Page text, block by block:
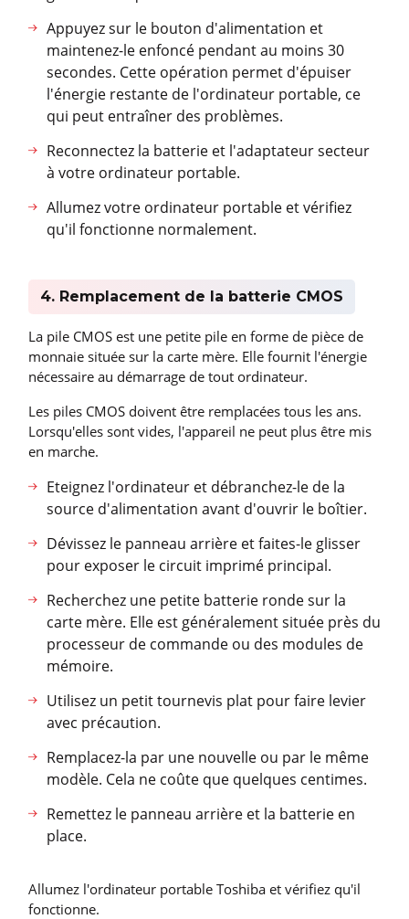
Appuyez sur le bouton d'alimentation et
maintenez-le enfoncé pendant au moins 30
secondes. Cette opération permet d'épuiser
l'énergie restante de l'ordinateur portable, ce
qui peut entraîner des problèmes.
Reconnectez la batterie et l'adaptateur secteur
à votre ordinateur portable.
Allumez votre ordinateur portable et vérifiez
qu'il fonctionne normalement.
4. Remplacement de la batterie CMOS
La pile CMOS est une petite pile en forme de pièce de
monnaie située sur la carte mère. Elle fournit l'énergie
nécessaire au démarrage de tout ordinateur.
Les piles CMOS doivent être remplacées tous les ans.
Lorsqu'elles sont vides, l'appareil ne peut plus être mis
en marche.
Eteignez l'ordinateur et débranchez-le de la
source d'alimentation avant d'ouvrir le boîtier.
Dévissez le panneau arrière et faites-le glisser
pour exposer le circuit imprimé principal.
Recherchez une petite batterie ronde sur la
carte mère. Elle est généralement située près du
processeur de commande ou des modules de
mémoire.
Utilisez un petit tournevis plat pour faire levier
avec précaution.
Remplacez-la par une nouvelle ou par le même
modèle. Cela ne coûte que quelques centimes.
Remettez le panneau arrière et la batterie en
place.
Allumez l'ordinateur portable Toshiba et vérifiez qu'il
fonctionne.